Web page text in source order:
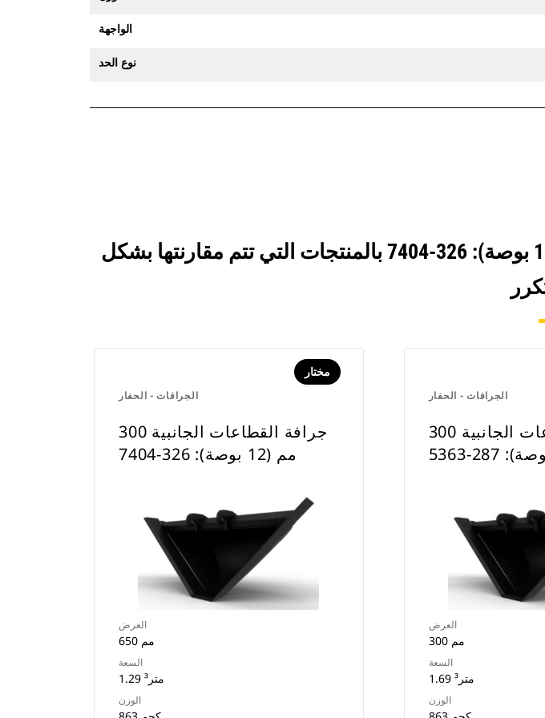
الواجهة
نوع الحد
انظر كيف يقارن جرافة القطاعات الجانبية ‏300 مم (12 بوصة): 326-7404 بالمنتجات التي تتم مقارنتها بشكل
الجرافات - الحفار
مختار
جرافة القطاعات الجانبية ‏300
مم (12 بوصة): 326-7404
العرض
650 مم
السعة
1.29 متر³
الوزن
الجرافات - الحفار
جرافة القطاعات الجانبية ‏300
العرض
300 مم
السعة
1.69 متر³
الوزن